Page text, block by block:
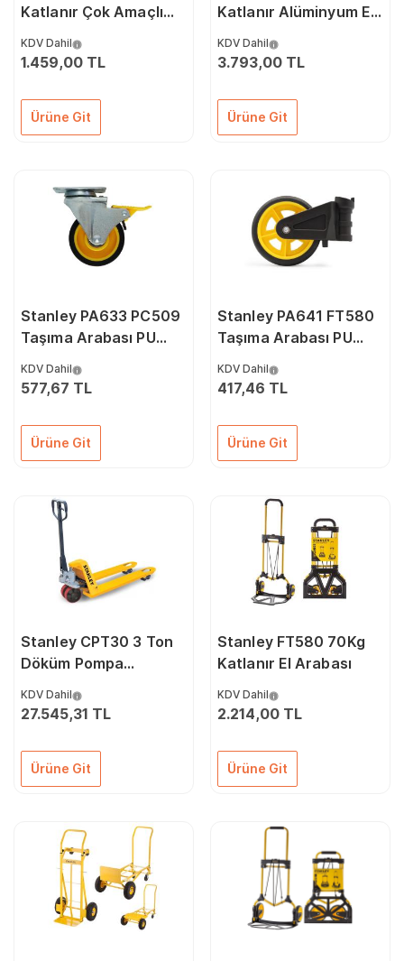
Katlanır Çok Amaçlı
KDV Dahil
1.459,00 TL
Ürüne Git
Katlanır Alüminyum El
Katlanır Çok Amaçlı
KDV Dahil
3.793,00 TL
Ürüne Git
Stanley PA633 PC509
Taşıma Arabası PU
KDV Dahil
577,67 TL
Ürüne Git
Stanley PA641 FT580
Taşıma Arabası PU
KDV Dahil
417,46 TL
Ürüne Git
Stanley CPT30 3 Ton
Döküm Pompa
Transpalet
KDV Dahil
27.545,31 TL
Ürüne Git
Stanley FT580 70Kg
Katlanır El Arabası
KDV Dahil
2.214,00 TL
Ürüne Git